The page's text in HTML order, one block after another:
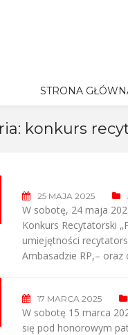
STRONA
konkurs
25 MAJA 2025
W sobotę, 24 maja
Konkurs Recytatorski
umiejętności
Ambasadzie RP,–
17 MARCA 2025
W sobotę 15 marca
się pod honorowym